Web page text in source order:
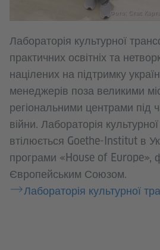
Фото: Стас
Лабораторія культурної
практичних освітніх та
націлених на підтримку
менеджерів поза великими
регіональними центрами під
війни. Лабораторія
втілюється Goethe-Institut в
програми «House of Europe»,
Європейським Союзом.
Лабораторія культурної